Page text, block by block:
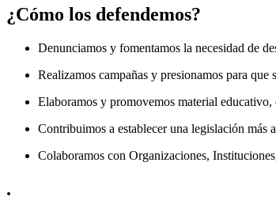
¿Cómo los defendemos?
Denunciamos y fomentamos la necesidad de
Realizamos campañas y presionamos para
Elaboramos y promovemos material educativo,
Contribuimos a establecer una legislación más
Colaboramos con Organizaciones,
.